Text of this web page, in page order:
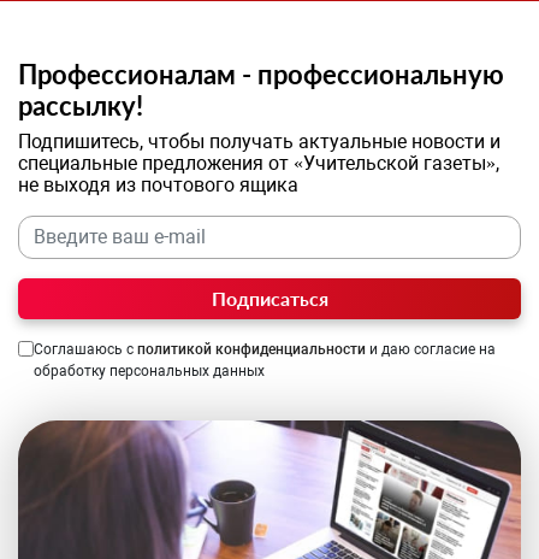
Профессионалам - профессиональную
рассылку!
Подпишитесь, чтобы получать актуальные новости и
специальные предложения от «Учительской газеты»,
не выходя из почтового ящика
Подписаться
Соглашаюсь с политикой конфиденциальности и даю согласие на
обработку персональных данных